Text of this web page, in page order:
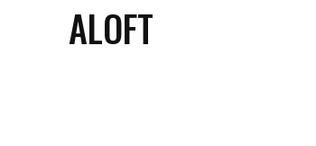
ALOFT